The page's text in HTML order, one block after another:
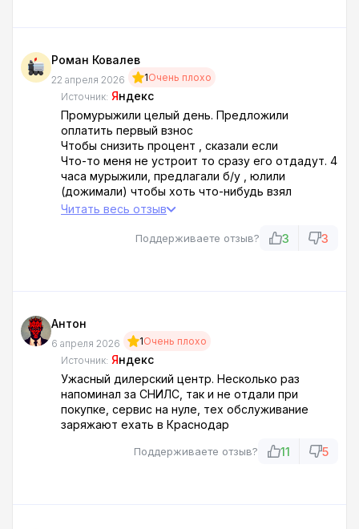
Роман Ковалев
22 апреля 2026 1Очень плохо
Источник: Яндекс
Промурыжили целый день. Предложили
оплатить первый взнос
Чтобы снизить процент , сказали если
Что-то меня не устроит то сразу его отдадут. 4
часа мурыжили, предлагали б/у , юлили
(дожимали) чтобы хоть что-нибудь взял
Для примера Киа рио на 5 лет посчитали платёж
Читать весь отзыв
Поддерживаете отзыв? 3 3
Антон
6 апреля 2026 1Очень плохо
Источник: Яндекс
Ужасный дилерский центр. Несколько раз
напоминал за СНИЛС, так и не отдали при
покупке, сервис на нуле, тех обслуживание
заряжают ехать в Краснодар
Поддерживаете отзыв? 11 5